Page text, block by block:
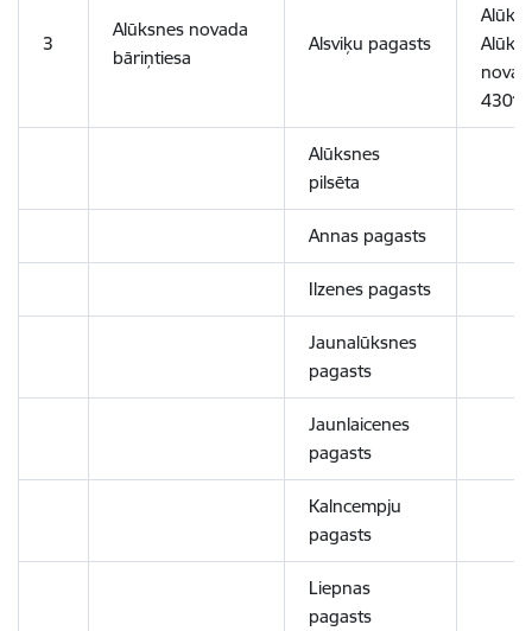
3
Alūksnes novada
bāriņtiesa
Alsviķu pagasts
4301
Alūksnes
pilsēta
Annas pagasts
Ilzenes pagasts
Jaunalūksnes
pagasts
Jaunlaicenes
pagasts
Kalncempju
pagasts
Liepnas
pagasts